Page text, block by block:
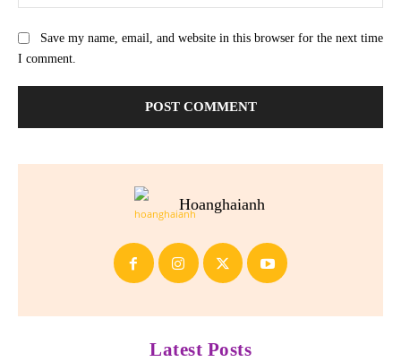
Save my name, email, and website in this browser for the next time
I comment.
Hoanghaianh
Latest Posts